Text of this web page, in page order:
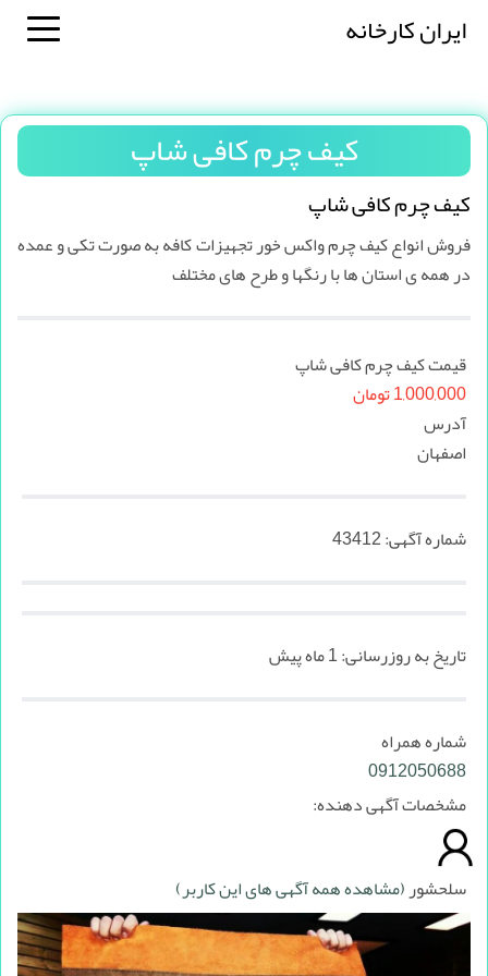
ایران کارخانه
کیف چرم کافی شاپ
کیف چرم کافی شاپ
فروش انواع کیف چرم واکس خور تجهیزات کافه به صورت تکی و عمده
در همه ی استان ها با رنگها و طرح های مختلف
قیمت کیف چرم کافی شاپ
1,000,000 تومان
آدرس
اصفهان
شماره آگهی:43412
تاریخ به روزرسانی:1 ماه پیش
شماره همراه
0912050688
مشخصات آگهی دهنده:
سلحشور(مشاهده همه آگهی های این کاربر)